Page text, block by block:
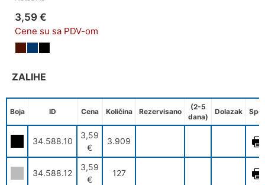
3,59 €
Cene su sa PDV-om
ZALIHE
Boja ID Cena Količina Rezervisano
(2-5
dana)
Dolazak
34.588.10
3,59
€
3.909
34.588.12
3,59
€
127